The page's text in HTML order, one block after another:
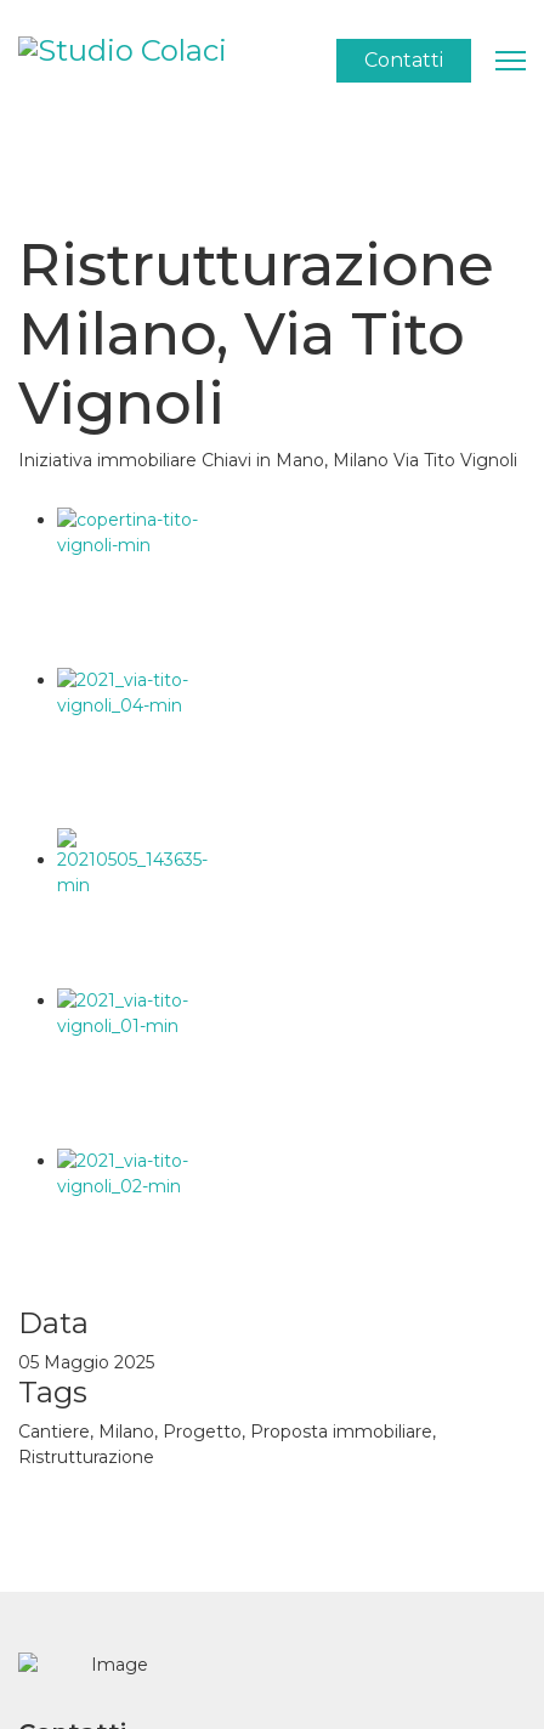
Contatti
Ristrutturazione
Milano, Via Tito
Vignoli
Iniziativa immobiliare Chiavi in Mano, Milano Via Tito Vignoli
Data
05 Maggio 2025
Tags
Cantiere, Milano, Progetto, Proposta immobiliare,
Ristrutturazione